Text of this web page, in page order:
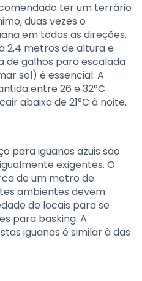
ter um terrário
duas vezes o
em todas as direções.
2,4 metros de altura e
de galhos para escalada
sol) é essencial. A
entre 26 e 32°C
abaixo de 21°C à noite.
para iguanas azuis são
exigentes. O
de um metro de
ambientes devem
de locais para se
para basking. A
iguanas é similar à das